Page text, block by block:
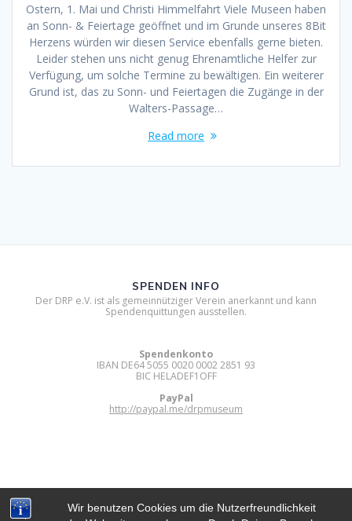
Wir benutzen Cookies um die Nutzerfreundlichkeit
Ostern, 1. Mai und Christi Himmelfahrt Viele Museen haben
an Sonn- & Feiertage geöffnet und im Grunde unseres 8Bit
Herzens würden wir diesen Service ebenfalls gerne bieten.
Leider stehen uns nicht genug Ehrenamtliche Helfer zur
Verfügung, um solche Termine zu bewältigen. Ein weiterer
Grund ist, das zu Sonn- und Feiertagen die Zugänge in der
Walters-Passage…
Read more
SPENDEN INFO
Der DRP e.V. ist als gemeinnütziger Verein anerkannt und kann
Spendenquittungen ausstellen.
Spendenkonto
IBAN DE64 5055 0020 0002 2851 93
BIC HELADEF1OFF
PayPal
http://paypal.me/drpmuseum